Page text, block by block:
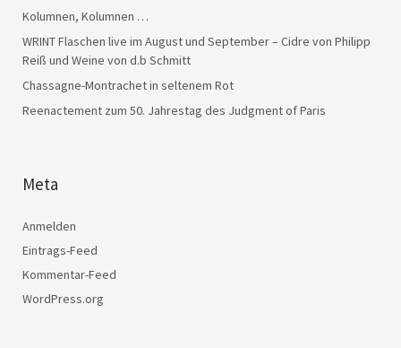
Kolumnen, Kolumnen …
WRINT Flaschen live im August und September – Cidre von Philipp
Reiß und Weine von d.b Schmitt
Chassagne-Montrachet in seltenem Rot
Reenactement zum 50. Jahrestag des Judgment of Paris
Meta
Anmelden
Eintrags-Feed
Kommentar-Feed
WordPress.org